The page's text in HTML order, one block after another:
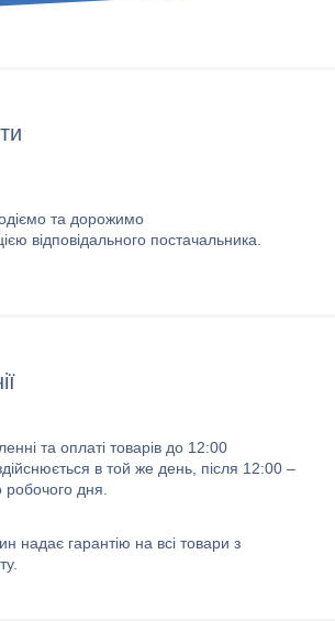
та дорожимо
відповідального постачальника.
та оплаті товарів до 12:00
в той же день, після 12:00 –
робочого дня.
надає гарантію на всі товари з